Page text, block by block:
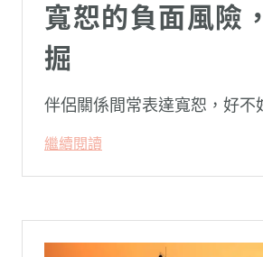
寬恕的負面風險
掘
伴侶關係間常表達寬恕，好不
繼續閱讀